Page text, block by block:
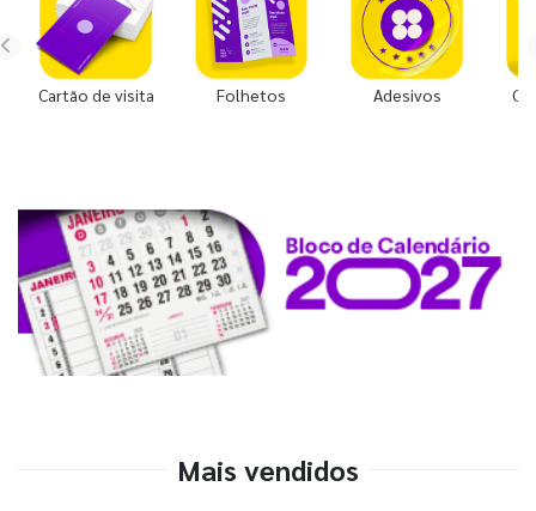
Cartão de visita Folhetos Adesivos
Mais vendidos